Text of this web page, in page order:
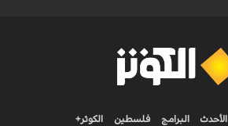
الأحدث البرامج فلسطين الكوثر+